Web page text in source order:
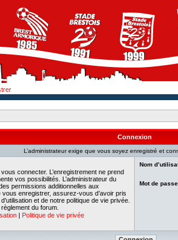
Connexion
L’administrateur exige que vous soyez enregistré et
connecter. L’enregistrement ne prend
vos possibilités. L’administrateur du
permissions additionnelles aux
enregistrer, assurez-vous d’avoir pris
et de notre politique de vie privée.
du forum.
| Politique de vie privée
Nom
Mot de